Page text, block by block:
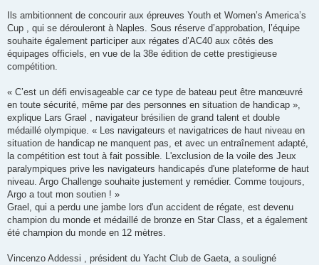
Ils ambitionnent de concourir aux épreuves Youth et Women’s America’s
Cup , qui se dérouleront à Naples. Sous réserve d’approbation, l’équipe
souhaite également participer aux régates d’AC40 aux côtés des
équipages officiels, en vue de la 38e édition de cette prestigieuse
compétition.
« C’est un défi envisageable car ce type de bateau peut être manœuvré
en toute sécurité, même par des personnes en situation de handicap »,
explique Lars Grael , navigateur brésilien de grand talent et double
médaillé olympique. « Les navigateurs et navigatrices de haut niveau en
situation de handicap ne manquent pas, et avec un entraînement adapté,
la compétition est tout à fait possible. L'exclusion de la voile des Jeux
paralympiques prive les navigateurs handicapés d'une plateforme de haut
niveau. Argo Challenge souhaite justement y remédier. Comme toujours,
Argo a tout mon soutien ! »
Grael, qui a perdu une jambe lors d'un accident de régate, est devenu
champion du monde et médaillé de bronze en Star Class, et a également
été champion du monde en 12 mètres.
Vincenzo Addessi , président du Yacht Club de Gaeta, a souligné